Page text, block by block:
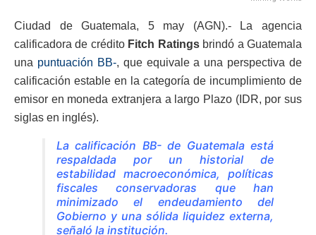
Ciudad de Guatemala, 5 may (AGN).- La agencia
calificadora de crédito Fitch Ratingsbrindó a Guatemala
una puntuación BB-, que equivale a una perspectiva de
calificación estable en la categoría de incumplimiento de
emisor en moneda extranjera a largo Plazo (IDR, por sus
siglas en inglés).
La calificación BB- de Guatemala está
respaldada por un historial de
estabilidad macroeconómica, políticas
fiscales conservadoras que han
minimizado el endeudamiento del
Gobierno y una sólida liquidez externa,
señaló la institución.